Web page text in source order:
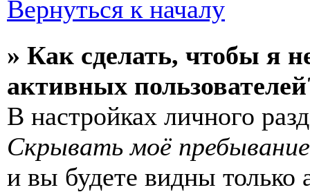
Вернуться к началу
» Как сделать, чтобы я
активных
В настройках личного
Скрывать моё
и вы будете видны только